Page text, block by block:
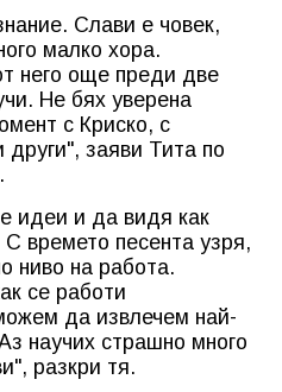
Слави е човек,
малко хора.
него още преди две
Не бях уверена
с Криско, с
заяви Тита по
идеи и да видя как
времето песента узря,
ниво на работа.
се работи
да извлечем най-
научих страшно много
разкри тя.